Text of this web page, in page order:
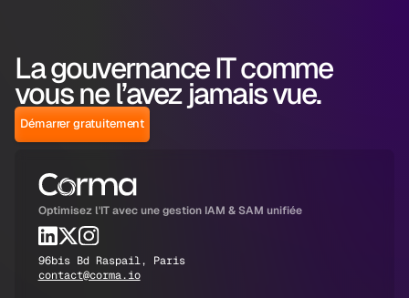
La gouvernance IT comme
vous ne l’avez jamais vue.
Démarrer gratuitement
Optimisez l'IT avec une gestion IAM & SAM unifiée
96bis Bd Raspail, Paris
contact@corma.io